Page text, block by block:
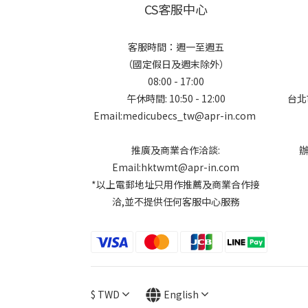
CS客服中心
客服時間：週一至週五
（國定假日及週末除外）
08:00 - 17:00
午休時間: 10:50 - 12:00
Email:medicubecs_tw@apr-in.com
推廣及商業合作洽談:
Email:hktwmt@apr-in.com
*以上電郵地址只用作推薦及商業合作接
洽,並不提供任何客服中心服務
台
$ TWD English